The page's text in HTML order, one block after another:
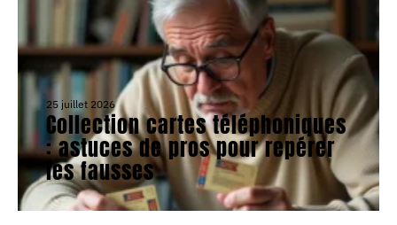
25 juillet 2026
Collection cartes téléphoniques
: astuces de pros pour repérer
les fausses